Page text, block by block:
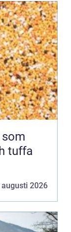
tuffa
augusti 2026